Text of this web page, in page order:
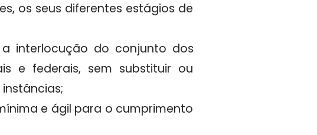
os seus diferentes estágios de
interlocução do conjunto dos
e federais, sem substituir ou
e ágil para o cumprimento